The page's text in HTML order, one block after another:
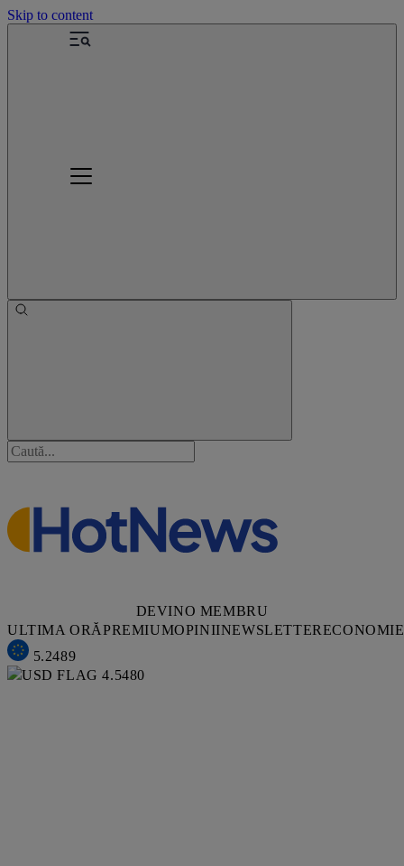
Skip to content
DEVINO MEMBRU
ULTIMA ORĂPREMIUMOPINIINEWSLETTERECONOMIE
5.2489
4.5480